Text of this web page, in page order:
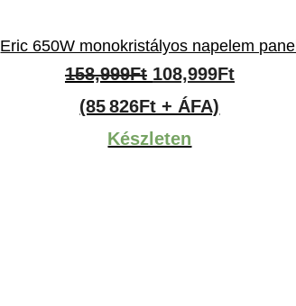
Eric 650W monokristályos napelem panel
158,999Ft Original
price
was:
108,999FtCurrent
(85 826Ft + ÁFA)
Készleten